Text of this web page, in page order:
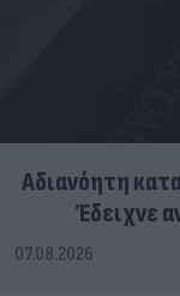
Αδιανόητη
Έδειχνε
07.08.2026